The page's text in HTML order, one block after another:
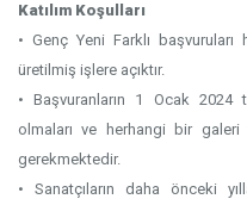
Katılım Koşulları
• Genç Yeni Farklı
üretilmiş işlere açıktır.
• Başvuranların 1 Ocak 2024
olmaları ve herhangi bir galeri
gerekmektedir.
• Sanatçıların daha önceki